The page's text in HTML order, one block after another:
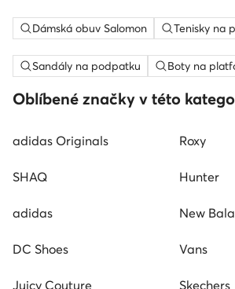
Dámská obuv Salomon Tenisky na
Sandály na podpatku Boty na
Oblíbené značky v této
adidas Originals Roxy
SHAQ Hunter
adidas New
DC Shoes Vans
Juicy Couture Skechers